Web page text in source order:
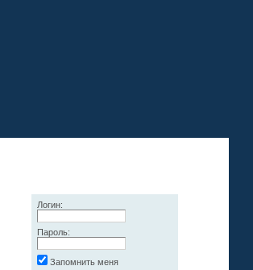
Логин:
Пароль:
Запомнить меня